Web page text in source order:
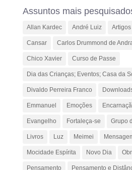
Assuntos mais
Allan Kardec André Luiz Artigos
Cansar Carlos Drummond de
Chico Xavier Curso de Passe
Dia das Crianças; Eventos; Casa da
Divaldo Perreira Franco
Emmanuel Emoções
Evangelho Fortaleça-se Grupo
Livros Luz Meimei
Mocidade Espírita Novo Dia
Pensamento Pensamento e